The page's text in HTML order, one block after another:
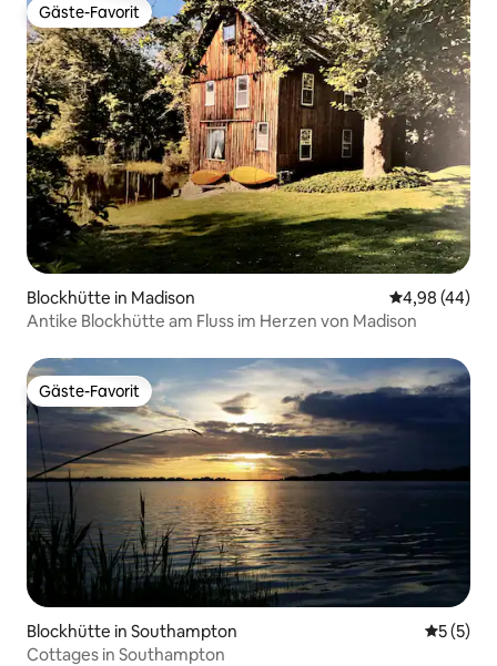
Gäste-Favorit
Gäste-Favorit
Blockhütte in Madison
4,98 (44)
Antike Blockhütte am Fluss im Herzen von Madison
Gäste-Favorit
Gäste-Favorit
Blockhütte in Southampton
5 (5)
Cottages in Southampton